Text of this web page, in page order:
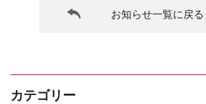
お知らせ一覧に戻る
カテゴリー